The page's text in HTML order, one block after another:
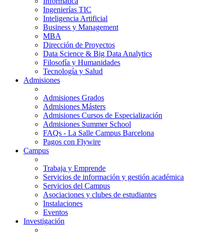
Ingenierías TIC
Inteligencia Artificial
Business y Management
MBA
Dirección de Proyectos
Data Science & Big Data Analytics
Filosofía y Humanidades
Tecnología y Salud
Admisiones
Admisiones Grados
Admisiones Másters
Admisiones Cursos de Especialización
Admisiones Summer School
FAQs - La Salle Campus Barcelona
Pagos con Flywire
Campus
Trabaja y Emprende
Servicios de información y gestión académica
Servicios del Campus
Asociaciones y clubes de estudiantes
Instalaciones
Eventos
Investigación